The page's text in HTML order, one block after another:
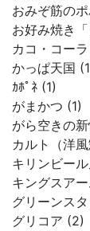
おみぞ筋の
お好み焼き
カコ・コー
かっぱ天国
ｶﾎﾟﾈ (1)
がまかつ (1)
がら空きの
カルト（洋
キリンビー
キングスア
グリーンス
グリコア (2)